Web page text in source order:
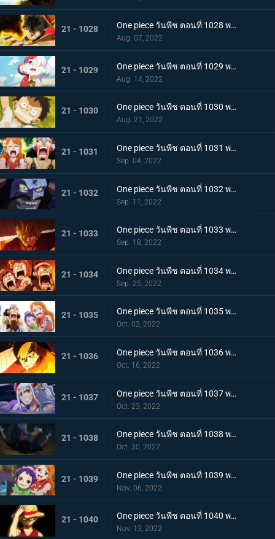
21 - 1028 One piece วันพีช ตอนที่ 1028 พากย์ไทย ก้ามข้ามสี่จักรพรรดิสิ หมัดเหล็กโต้กลับของลูฟี่
Aug. 07, 2022
21 - 1029 One piece วันพีช ตอนที่ 1029 พากย์ไทย ความทรงจำลางเลือน ลูฟี่กับอูตะลูกสาวของผมแดง
Aug. 14, 2022
21 - 1030 One piece วันพีช ตอนที่ 1030 พากย์ไทย คำสาบานต่อยุคสมัยใหม่! ลูฟี่กับอูตะ
Aug. 21, 2022
21 - 1031 One piece วันพีช ตอนที่ 1031 พากย์ไทย นามิตะโกนสุดเสียง เดธเรซแบบจนตรอก
Sep. 04, 2022
21 - 1032 One piece วันพีช ตอนที่ 1032 พากย์ไทย รุ่งอรุณของแคว้นวะ ทุกด้านประจันหน้าสุดเดือด
Sep. 11, 2022
21 - 1033 One piece วันพีช ตอนที่ 1033 พากย์ไทย ชี้ขาด หมัดราชันย์เร่งความเร็วของลูฟี่
Sep. 18, 2022
21 - 1034 One piece วันพีช ตอนที่ 1034 พากย์ไทย ลูฟี่พ่ายแพ้! กลุ่มหมวกฟางตกที่นั่งลำบาก
Sep. 25, 2022
21 - 1035 One piece วันพีช ตอนที่ 1035 พากย์ไทย ร้อยอสูรเหยียบย่ำ สิ้นสมัยตระกูลโคสึกิ
Oct. 02, 2022
21 - 1036 One piece วันพีช ตอนที่ 1036 พากย์ไทย ต่อต้านคืนมืดมิด โชกุนใหญ่แคว้นวะกู่ก้อง
Oct. 16, 2022
21 - 1037 One piece วันพีช ตอนที่ 1037 พากย์ไทย เชื่อในลูฟี่สิ! พันธมิตรเปิดฉากโต้กลับ
Oct. 23, 2022
21 - 1038 One piece วันพีช ตอนที่ 1038 พากย์ไทย ท่าไม้ตายของนามิ! ศึกเสี่ยงตายของโอทามะ
Oct. 30, 2022
21 - 1039 One piece วันพีช ตอนที่ 1039 พากย์ไทย พวกพ้องเพิ่มพรวด กลุ่มหมวกฟางโต้กลับ
Nov. 06, 2022
21 - 1040 One piece วันพีช ตอนที่ 1040 พากย์ไทย ความภาคภูมิใจของนายท้าย จินเบเดือดจัด!
Nov. 13, 2022